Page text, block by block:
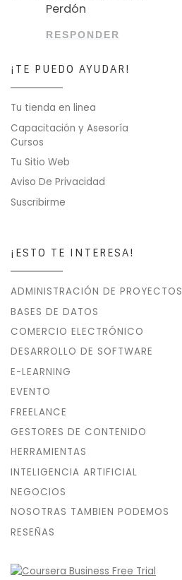
Perdón
RESPONDER
¡TE PUEDO AYUDAR!
Tu tienda en linea
Capacitación y Asesoría
Cursos
Tu Sitio Web
Aviso De Privacidad
Suscribirme
¡ESTO TE INTERESA!
ADMINISTRACIÓN DE PROYECTOS
BASES DE DATOS
COMERCIO ELECTRÓNICO
DESARROLLO DE SOFTWARE
E-LEARNING
EVENTO
FREELANCE
GESTORES DE CONTENIDO
HERRAMIENTAS
INTELIGENCIA ARTIFICIAL
NEGOCIOS
NOSOTRAS TAMBIEN PODEMOS
RESEÑAS